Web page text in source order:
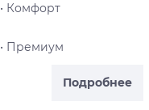
Подробнее
• Комфорт
• Премиум